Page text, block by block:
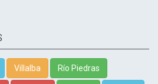
Villalba Río Piedras